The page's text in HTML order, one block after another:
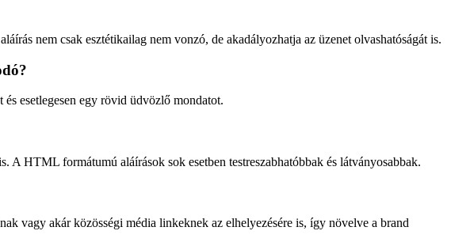
nem csak esztétikailag nem vonzó, de akadályozhatja az üzenet olvashatóságát is.
esetlegesen egy rövid üdvözlő mondatot.
HTML formátumú aláírások sok esetben testreszabhatóbbak és látványosabbak.
vagy akár közösségi média linkeknek az elhelyezésére is, így növelve a brand